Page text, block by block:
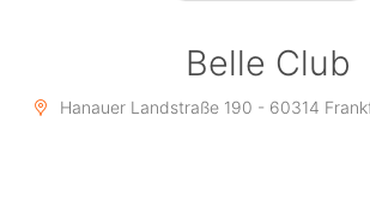
Belle Club
Hanauer Landstraße 190 - 60314